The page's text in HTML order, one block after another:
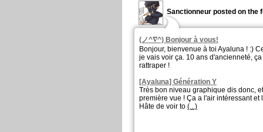
Sanctionneur posted on the
(ノ^∇^) Bonjour à vous!
Bonjour, bienvenue à toi Ayaluna ! :)
je vais voir ça. 10 ans d'ancienneté,
rattraper !
[Ayaluna] Génération Y
Très bon niveau graphique dis donc,
première vue ! Ça a l'air intéressant et
Hâte de voir to (...)